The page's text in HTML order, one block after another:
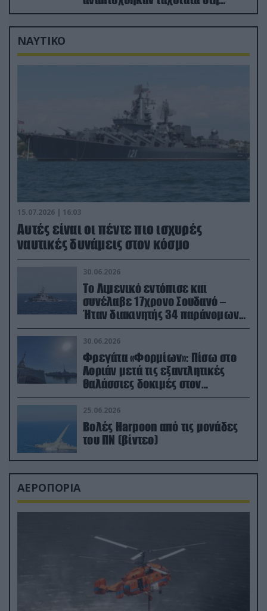
Ρωσία
ΝΑΥΤΙΚΟ
15.07.2026 | 16:03
Aυτές είναι οι πέντε πιο ισχυρές
ναυτικές δυνάμεις στον κόσμο
30.06.2026
Το Λιμενικό εντόπισε και
συνέλαβε 17χρονο Σουδανό –
Ήταν διακινητής 34 παράνομων
μεταναστών
30.06.2026
Φρεγάτα «Φορμίων»: Πίσω στο
Λοριάν μετά τις εξαντλητικές
θαλάσσιες δοκιμές στον
απαιτητικό Βισκαϊκό
25.06.2026
Βολές Harpoon από τις μονάδες
του ΠΝ (βίντεο)
ΑΕΡΟΠΟΡΙΑ